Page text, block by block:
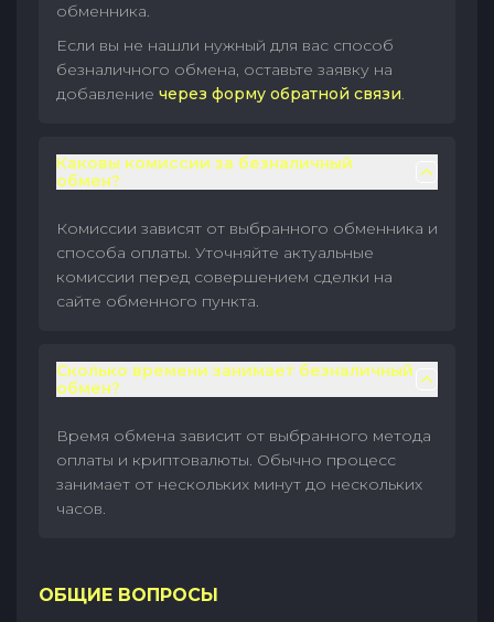
обменника.
Если вы не нашли нужный для вас способ
безналичного обмена, оставьте заявку на
добавление через форму обратной связи.
Каковы комиссии за безналичный
обмен?
Комиссии зависят от выбранного обменника и
способа оплаты. Уточняйте актуальные
комиссии перед совершением сделки на
сайте обменного пункта.
Сколько времени занимает безналичный
обмен?
Время обмена зависит от выбранного метода
оплаты и криптовалюты. Обычно процесс
занимает от нескольких минут до нескольких
часов.
ОБЩИЕ ВОПРОСЫ